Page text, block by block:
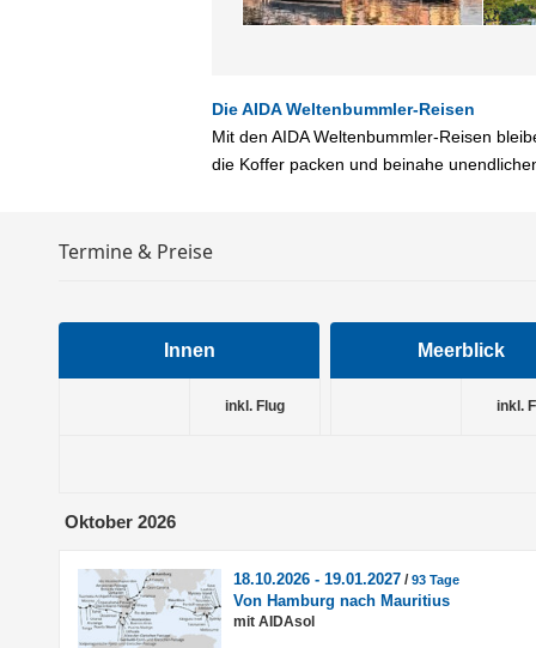
Die AIDA Weltenbummler-Reisen
Mit den AIDA Weltenbummler-Reisen
die Koffer packen und beinahe
Termine & Preise
Innen Meerblick
inkl. Flug inkl.
Oktober 2026
18.10.2026 - 19.01.2027 /93 Tage
Von Hamburg nach Mauritius
mit AIDAsol